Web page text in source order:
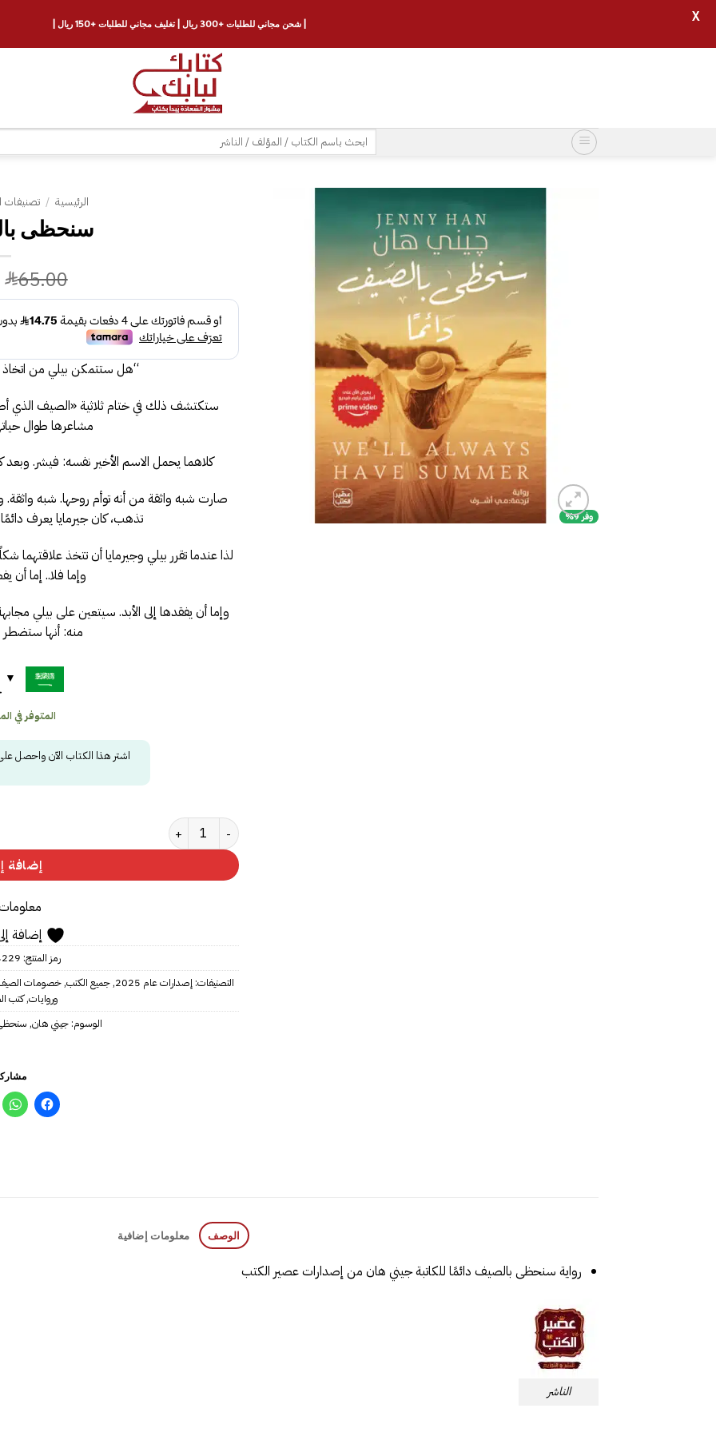
البحث
عن:
وفر 9%
الرئيسية / تصنيفات
سنحظى
65.00
“هل ستتمكن بيلي من اتخاذ
ستكتشف ذلك في ختام ثلاثية «الصيف
مشاعرها طوال
كلاهما يحمل الاسم الأخير نفسه: فيشر. وبعد
صارت شبه واثقة من أنه توأم روحها. شبه واثقة.
تذهب، كان جيرمايا يعرف
لذا عندما تقرر بيلي وجيرمايا أن تتخذ علاقتهما
وإما فلا.. إما أن
وإما أن يفقدها إلى الأبد. سيتعين على بيلي
منه: أنها ستضطر
المتوفر في
اشتر هذا الكتاب الآن واحصل
كمية سنحظى بالصيف دائمًا
إضافة
إضافة
رمز المنتج:
التصنيفات:إصدارات عام 2025 ,جميع الكتب,خصومات
وروايات,كتب
الوسوم: جيني هان,
الوصف معلومات إضافية
رواية سنحظى بالصيف دائمًا للكاتبة جيني هان من إصدارات عصير الكتب
الناشر
| شحن مجاني للطلبات +300 ريال | تغليف مجاني للطلبات +150 ريال | X